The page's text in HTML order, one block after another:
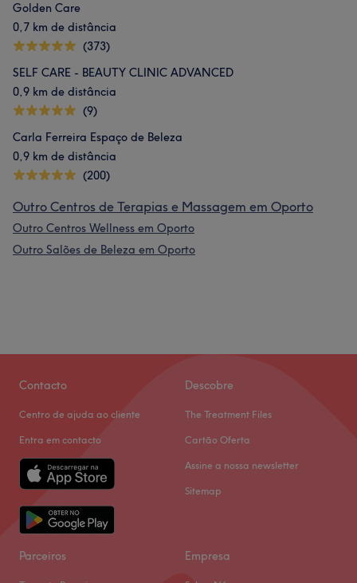
Golden Care
0,7 km de distância
(373)
SELF CARE - BEAUTY CLINIC ADVANCED
0,9 km de distância
(9)
Carla Ferreira Espaço de Beleza
0,9 km de distância
(200)
Outro Centros de Terapias e Massagem em Oporto
Outro Centros Wellness em Oporto
Outro Salões de Beleza em Oporto
Contacto
Centro de ajuda ao cliente
Entra em contacto
Descobre
The Treatment Files
Cartão Oferta
Assine a nossa newsletter
Sitemap
Parceiros Empresa